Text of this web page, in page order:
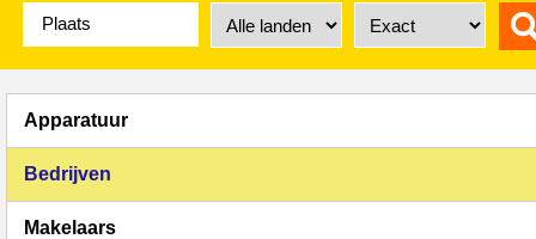
Apparatuur
Bedrijven
Makelaars